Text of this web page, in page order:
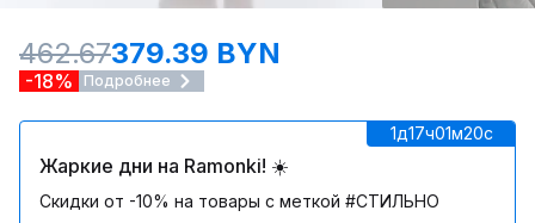
462.67379.39 BYN
-18% Подробнее
1д17ч01м20c
Жаркие дни на Ramonki! ☀️
Скидки от -10% на товары с меткой #СТИЛЬНО